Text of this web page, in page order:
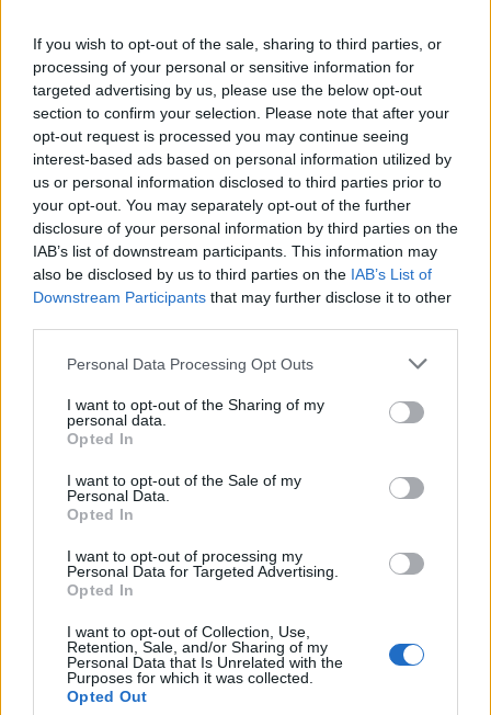
If you wish to opt-out of the sale, sharing to third parties, or
processing of your personal or sensitive information for
targeted advertising by us, please use the below opt-out
section to confirm your selection. Please note that after your
opt-out request is processed you may continue seeing
interest-based ads based on personal information utilized by
us or personal information disclosed to third parties prior to
your opt-out. You may separately opt-out of the further
disclosure of your personal information by third parties on the
IAB’s list of downstream participants. This information may
also be disclosed by us to third parties on the IAB’s List of
Downstream Participants that may further disclose it to other
Please note that this website/app uses one or more Google
not limited to your visit or usage behaviour. You may click to
grant or deny consent to Google and its third-party tags to
use your data for below specified purposes in below Google
consent section.
Personal Data Processing Opt Outs
I want to opt-out of the Sharing of my
personal data.
Opted In
I want to opt-out of the Sale of my
Personal Data.
Opted In
I want to opt-out of processing my
Personal Data for Targeted Advertising.
Opted In
I want to opt-out of Collection, Use,
Retention, Sale, and/or Sharing of my
Personal Data that Is Unrelated with the
Purposes for which it was collected.
Opted Out
Dresch Mihály - szaxofon, Hock Ernő - nagybőgő,
Baló István - dob, Lukács Miklós - cimbalom.
Nem tartja magát műfajteremtőnek Dresch
Mihály, a quartet alapítója, pedig nagyon is
az: nincs még egy zenész, aki így ötvözné az
amerikai fekete jazz harmóniamozgását és
improvizációs technikáját a magyar
népdalkinccsel és lelkülettel.
19:00 A Snétberger Zenei Tehetség Központ
előadása
A Snétberger Zenei Tehetség Központ 2011
nyarán nyitotta meg kapuit Felsőörsön a
magyar és a norvég állam támogatásának
köszönhetően. A Központ 12-20 éves
hátrányos helyzetű roma tanítványai – akik
Magyarországon és Szlovákiában élő magyar
származású roma gyermekek és fiatalok -
bentlakásos képzési formában évi 12 hetet
eltöltve tanulnak Felsőörsön a Központban. A
Központ diákjai ez alkalommal, két
formációval érkeznek: